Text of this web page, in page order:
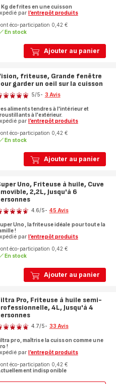
Ajouter au panier
Kg de frites en une cuisson
par l’entrepôt produits
éco-participation 0,42 €
En stock
Ajouter au panier
friteuse, Grande fenêtre
garder un oeil sur la cuisson
5/5- 3 Avis
aliments tendres à l'intérieur et
à l'extérieur.
par l’entrepôt produits
éco-participation 0,42 €
En stock
Ajouter au panier
Uno, Friteuse à huile, Cuve
2,2L, Jusqu'à 6
4.6/5- 45 Avis
Uno, la friteuse idéale pour toute la
!
par l’entrepôt produits
éco-participation 0,42 €
En stock
Pro, Friteuse à huile semi-
4L, Jusqu'à 4
4.7/5- 33 Avis
pro, maîtrise la cuisson comme une
!
par l’entrepôt produits
éco-participation 0,42 €
indisponible